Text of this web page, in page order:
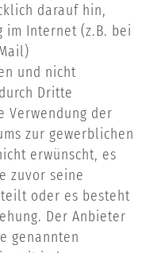
darauf hin,
im Internet (z.B. bei
und nicht
Dritte
Verwendung der
zur gewerblichen
erwünscht, es
zuvor seine
oder es besteht
Der Anbieter
genannten